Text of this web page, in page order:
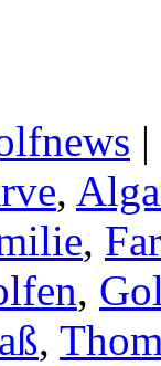
|
,
,
,
,